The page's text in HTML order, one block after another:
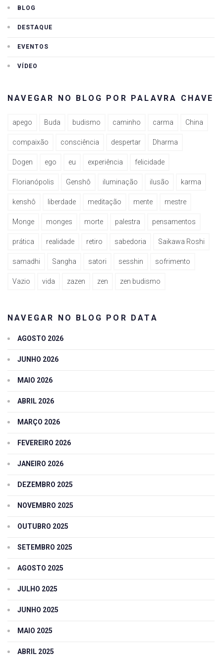
BLOG
DESTAQUE
EVENTOS
VÍDEO
NAVEGAR NO BLOG POR PALAVRA CHAVE
apego Buda budismo caminho carma China
compaixão consciência despertar Dharma
Dogen ego eu experiência felicidade
Florianópolis Genshô iluminação ilusão karma
kenshô liberdade meditação mente mestre
Monge monges morte palestra pensamentos
prática realidade retiro sabedoria Saikawa Roshi
samadhi Sangha satori sesshin sofrimento
Vazio vida zazen zen zen budismo
NAVEGAR NO BLOG POR DATA
AGOSTO 2026
JUNHO 2026
MAIO 2026
ABRIL 2026
MARÇO 2026
FEVEREIRO 2026
JANEIRO 2026
DEZEMBRO 2025
NOVEMBRO 2025
OUTUBRO 2025
SETEMBRO 2025
AGOSTO 2025
JULHO 2025
JUNHO 2025
MAIO 2025
ABRIL 2025